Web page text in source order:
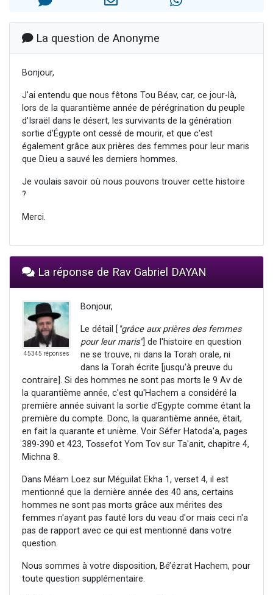
La question de Anonyme
Bonjour,
J'ai entendu que nous fêtons Tou Béav, car, ce jour-là,
lors de la quarantième année de pérégrination du peuple
d'Israël dans le désert, les survivants de la génération
sortie d'Égypte ont cessé de mourir, et que c'est
également grâce aux prières des femmes pour leur maris
que D.ieu a sauvé les derniers hommes.
Je voulais savoir où nous pouvons trouver cette histoire
?
Merci.
La réponse de Rav Gabriel DAYAN
45345 réponses
Bonjour,
Le détail [
"grâce aux prières des femmes
pour leur maris"] de l'histoire en question
ne se trouve, ni dans la Torah orale, ni
dans la Torah écrite [jusqu'à preuve du
contraire]. Si des hommes ne sont pas morts le 9 Av de
la quarantième année, c'est qu'Hachem a considéré la
première année suivant la sortie d'Egypte comme étant la
première du compte. Donc, la quarantième année, était,
en fait la quarante et unième. Voir Séfer Hatoda'a, pages
389-390 et 423, Tossefot Yom Tov sur Ta'anit, chapitre 4,
Michna 8.
Dans Méam Loez sur Méguilat Ekha 1, verset 4, il est
mentionné que la dernière année des 40 ans, certains
hommes ne sont pas morts grâce aux mérites des
femmes n'ayant pas fauté lors du veau d'or mais ceci n'a
pas de rapport avec ce qui est mentionné dans votre
question.
Nous sommes à votre disposition, Bé’ézrat Hachem, pour
toute question supplémentaire.